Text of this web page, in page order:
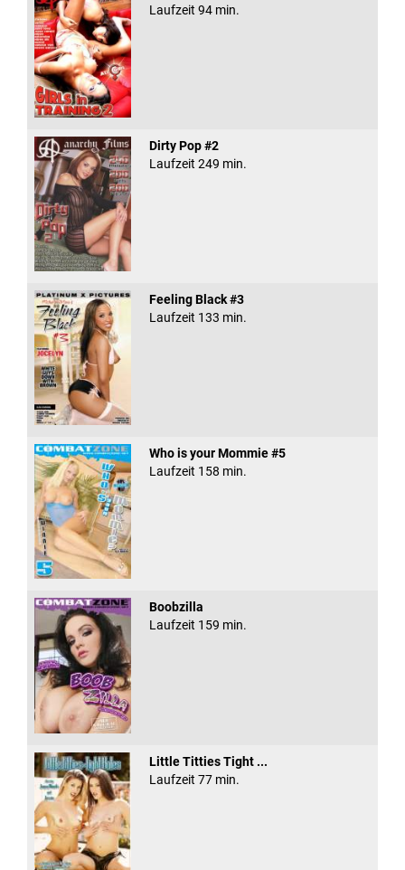
Laufzeit 94 min.
Dirty Pop #2
Laufzeit 249 min.
Feeling Black #3
Laufzeit 133 min.
Who is your Mommie #5
Laufzeit 158 min.
Boobzilla
Laufzeit 159 min.
Little Titties Tight ...
Laufzeit 77 min.